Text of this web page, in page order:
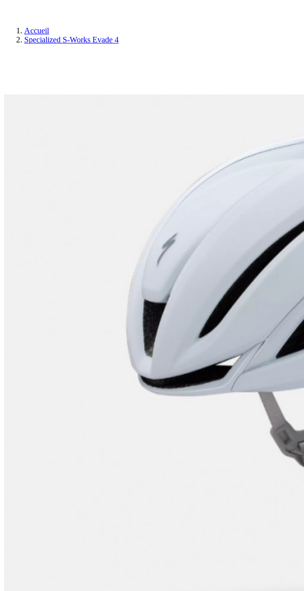
Accueil
Specialized S-Works Evade 4